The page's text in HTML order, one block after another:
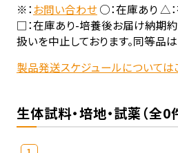
※：お問い合わせ○：在庫あり △
□：在庫あり-培養後お届け納期
扱いを中止しております。同等品は
製品発送スケジュールについては
生体試料・培地・試薬（全0